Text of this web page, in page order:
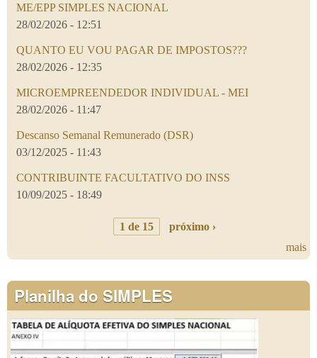
ME/EPP SIMPLES NACIONAL
28/02/2026 - 12:51
QUANTO EU VOU PAGAR DE IMPOSTOS???
28/02/2026 - 12:35
MICROEMPREENDEDOR INDIVIDUAL - MEI
28/02/2026 - 11:47
Descanso Semanal Remunerado (DSR)
03/12/2025 - 11:43
CONTRIBUINTE FACULTATIVO DO INSS
10/09/2025 - 18:49
1 de 15
próximo ›
mais
Planilha do SIMPLES